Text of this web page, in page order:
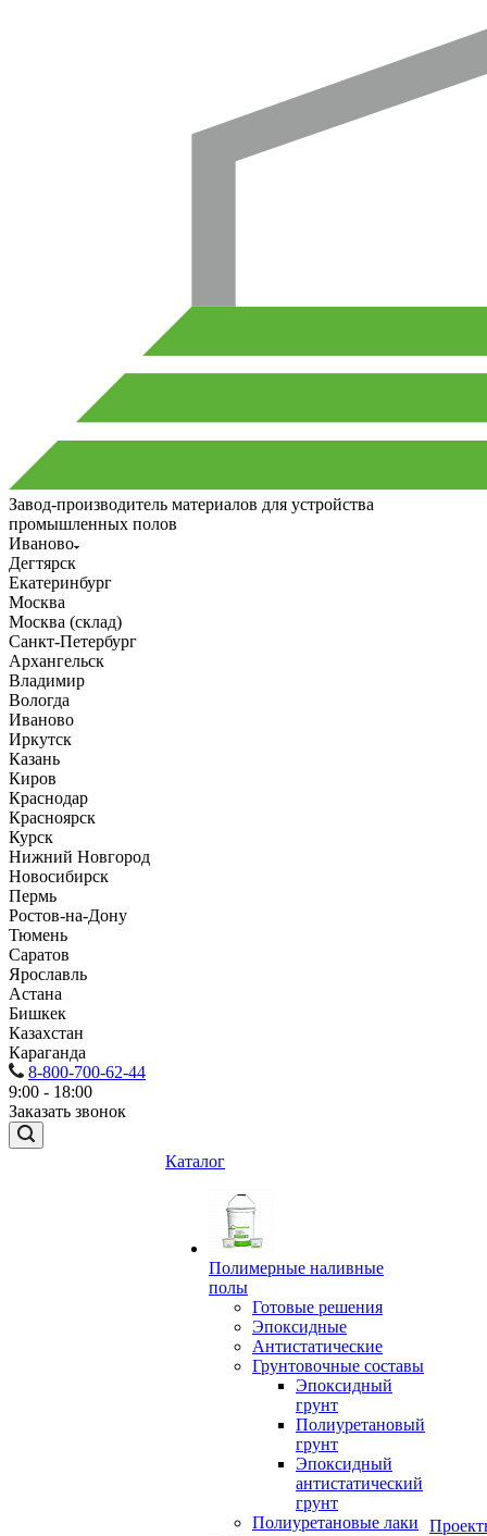
Завод-производитель материалов для устройства
промышленных полов
Иваново
Дегтярск
Екатеринбург
Москва
Москва (склад)
Санкт-Петербург
Архангельск
Владимир
Вологда
Иваново
Иркутск
Казань
Киров
Краснодар
Красноярск
Курск
Нижний Новгород
Новосибирск
Пермь
Ростов-на-Дону
Тюмень
Саратов
Ярославль
Астана
Бишкек
Казахстан
Караганда
8-800-700-62-44
9:00 - 18:00
Заказать звонок
Каталог
Полимерные наливные
полы
Готовые решения
Эпоксидные
Антистатические
Грунтовочные составы
Эпоксидный
грунт
Полиуретановый
грунт
Эпоксидный
антистатический
грунт
Полиуретановые лаки